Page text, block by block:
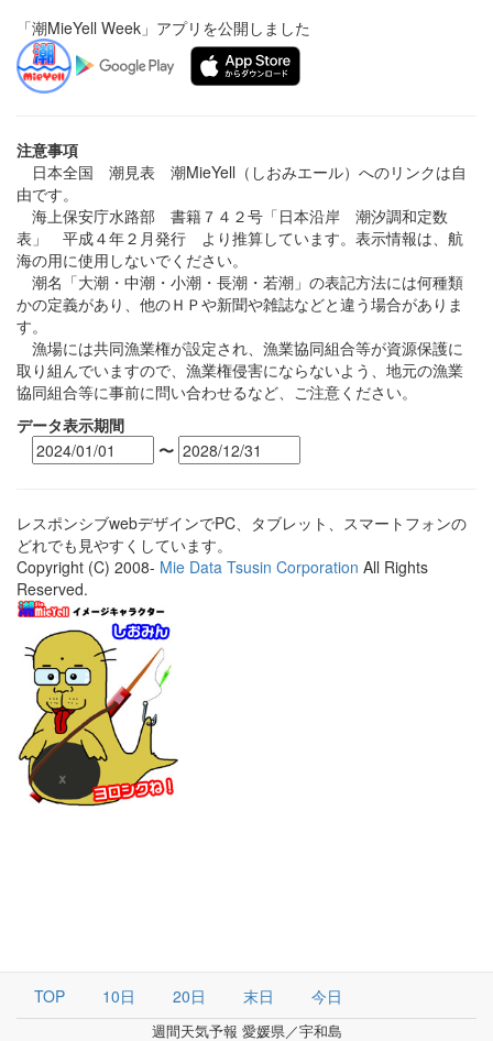
「潮MieYell Week」アプリを公開しました
注意事項
日本全国 潮見表 潮MieYell（しおみエール）へのリンクは自
由です。
海上保安庁水路部 書籍７４２号「日本沿岸 潮汐調和定数
表」 平成４年２月発行 より推算しています。表示情報は、航
海の用に使用しないでください。
潮名「大潮・中潮・小潮・長潮・若潮」の表記方法には何種類
かの定義があり、他のＨＰや新聞や雑誌などと違う場合がありま
す。
漁場には共同漁業権が設定され、漁業協同組合等が資源保護に
取り組んでいますので、漁業権侵害にならないよう、地元の漁業
協同組合等に事前に問い合わせるなど、ご注意ください。
データ表示期間
〜
レスポンシブwebデザインでPC、タブレット、スマートフォンの
どれでも見やすくしています。
Copyright (C) 2008- Mie Data Tsusin Corporation All Rights
Reserved.
TOP 10日 20日 末日 今日
週間天気予報 愛媛県／宇和島